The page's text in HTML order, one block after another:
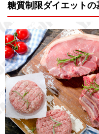
糖質制限ダイエット